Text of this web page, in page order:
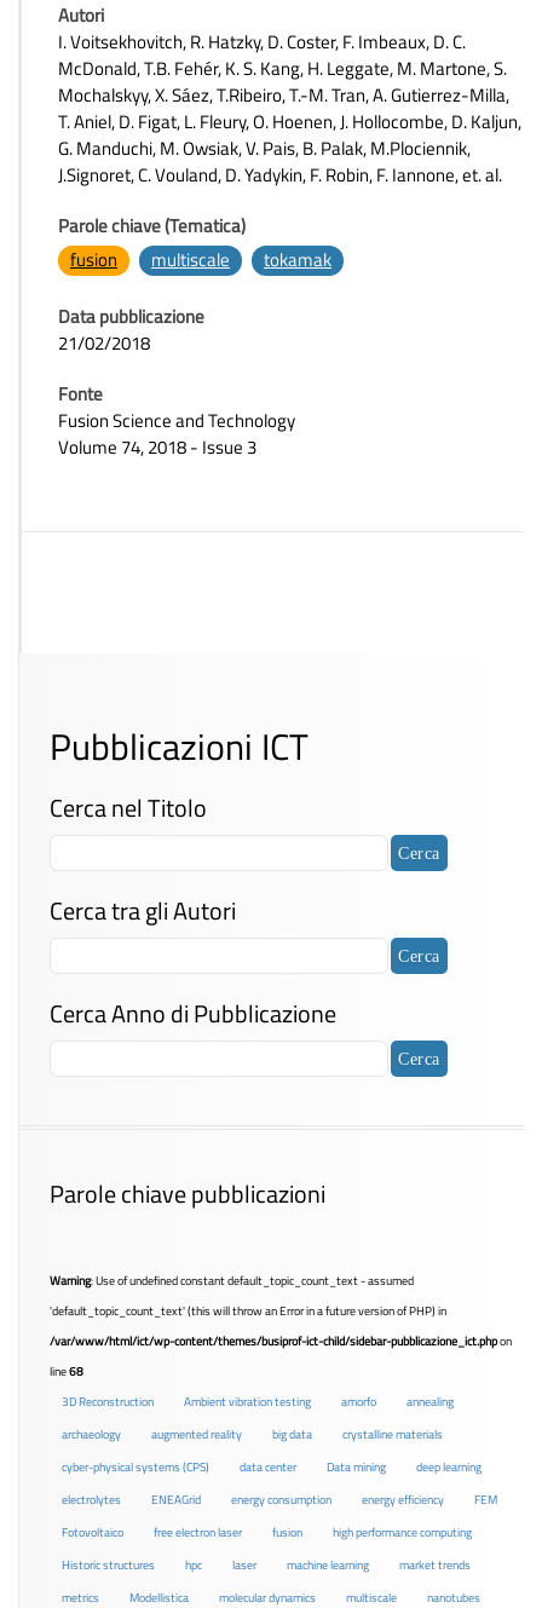
Autori
I. Voitsekhovitch, R. Hatzky, D. Coster, F. Imbeaux, D. C.
McDonald, T.B. Fehér, K. S. Kang, H. Leggate, M. Martone, S.
Mochalskyy, X. Sáez, T.Ribeiro, T.-M. Tran, A. Gutierrez-Milla,
T. Aniel, D. Figat, L. Fleury, O. Hoenen, J. Hollocombe, D. Kaljun,
G. Manduchi, M. Owsiak, V. Pais, B. Palak, M.Plociennik,
J.Signoret, C. Vouland, D. Yadykin, F. Robin, F. Iannone, et. al.
Parole chiave (Tematica)
fusion
multiscale tokamak
Data pubblicazione
21/02/2018
Fonte
Fusion Science and Technology
Volume 74, 2018 - Issue 3
Pubblicazioni ICT
Cerca nel Titolo
Cerca tra gli Autori
Cerca Anno di Pubblicazione
Parole chiave pubblicazioni
Warning: Use of undefined constant default_topic_count_text - assumed
'default_topic_count_text' (this will throw an Error in a future version of PHP) in
/var/www/html/ict/wp-content/themes/busiprof-ict-child/sidebar-pubblicazione_ict.phpon
line68
3D Reconstruction
Ambient vibration testing amorfo
annealing
archaeology
augmented reality big data
crystalline materials
cyber-physical systems (CPS)
data center Data mining
deep learning
electrolytes
ENEAGrid energy consumption energy efficiency
FEM
Fotovoltaico
free electron laser fusion
high performance computing
Historic structures
hpc laser machine learning
market trends
metrics
Modellistica molecular dynamics multiscale nanotubes